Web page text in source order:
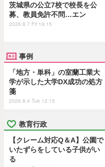
茨城県の公立7校で校長を公
募、教員免許不問…エン
2026.8.7 Fri 19:15
事例
「地方・単科」の室蘭工業大
学が示した大学DX成功の処方
箋
2026.8.4 Tue 12:15
教育行政
【クレーム対応Q＆A】公園で
いたずらをしている子供がい
る